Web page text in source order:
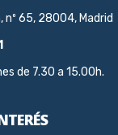
65, 28004, Madrid
de 7.30 a 15.00h.